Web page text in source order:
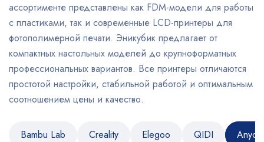
ассортименте представлены как FDM-модели для работы
с пластиками, так и современные LCD-принтеры для
фотополимерной печати. Эникубик предлагает от
компактных настольных моделей до крупноформатных
профессиональных вариантов. Все принтеры отличаются
простотой настройки, стабильной работой и оптимальным
соотношением цены и качество.
Bambu Lab Creality Elegoo QIDI